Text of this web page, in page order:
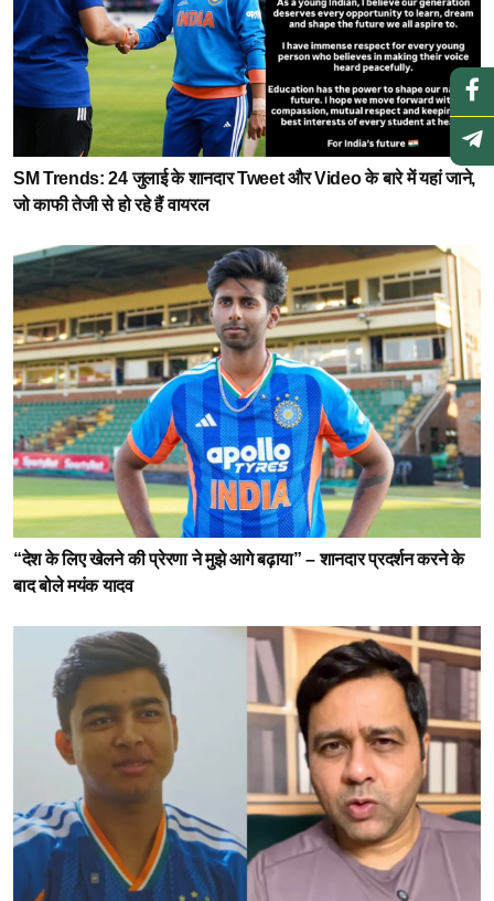
SM Trends: 24 जुलाई के शानदार Tweet और Video के बारे में यहां जाने,
जो काफी तेजी से हो रहे हैं वायरल
“देश के लिए खेलने की प्रेरणा ने मुझे आगे बढ़ाया” – शानदार प्रदर्शन करने के
बाद बोले मयंक यादव